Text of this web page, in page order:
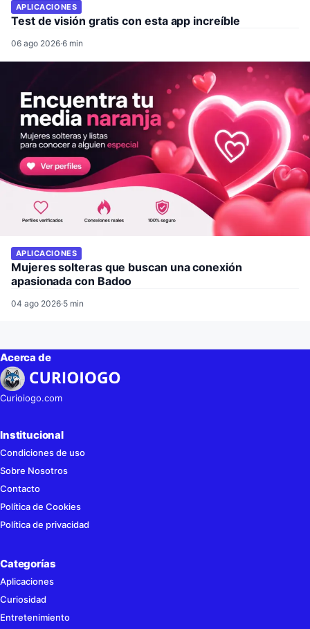
APLICACIONES
Test de visión gratis con esta app increíble
06 ago 2026·6 min
APLICACIONES
Mujeres solteras que buscan una conexión
apasionada con Badoo
04 ago 2026·5 min
Acerca de
Curioiogo.com
Institucional
Condiciones de uso
Sobre Nosotros
Contacto
Política de Cookies
Política de privacidad
Categorías
Aplicaciones
Curiosidad
Entretenimiento